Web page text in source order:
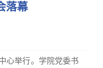
落幕
心举行。学院党委书